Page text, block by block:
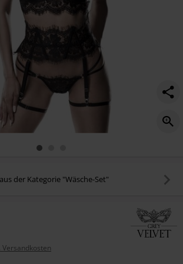
der Kategorie "Wäsche-Set"
Versandkosten